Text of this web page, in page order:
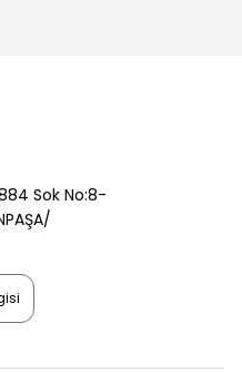
Sok No:8-